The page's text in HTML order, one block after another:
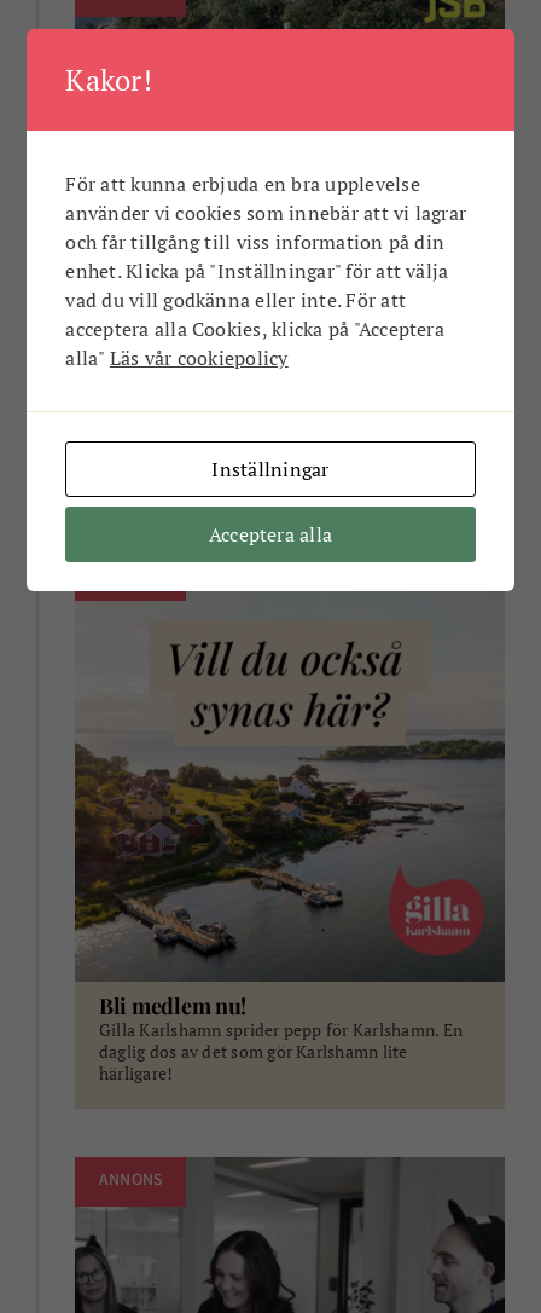
Hav, natur & gemenskap
Säkra ditt bekymmersfria boende vid
Saltsjöbaden nu. Havet som granne, livet i fokus.
Bli medlem nu!
Gilla Karlshamn sprider pepp för Karlshamn. En
daglig dos av det som gör Karlshamn lite
härligare!
ANNONS
Kakor!
För att kunna erbjuda en bra upplevelse
använder vi cookies som innebär att vi lagrar
och får tillgång till viss information på din
enhet. Klicka på "Inställningar" för att välja
vad du vill godkänna eller inte. För att
acceptera alla Cookies, klicka på "Acceptera
alla" Läs vår cookiepolicy
Inställningar
Acceptera alla